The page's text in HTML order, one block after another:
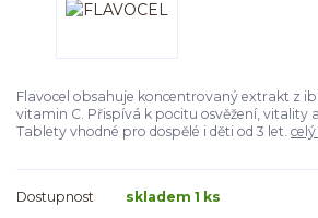
Flavocel obsahuje koncentrovaný extrakt z
vitamin C. Přispívá k pocitu osvěžení, vitality
Tablety vhodné pro dospělé i děti od 3 let.
Dostupnost
skladem 1 ks